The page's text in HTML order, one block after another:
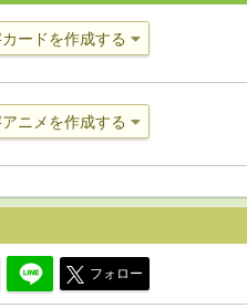
ードを作成する
ニメを作成する
フォロー